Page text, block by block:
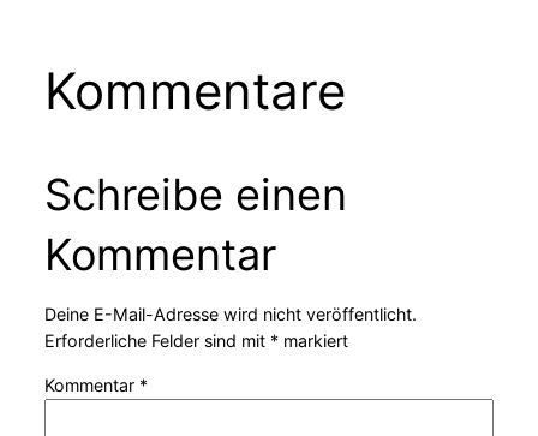
Kommentare
Schreibe einen
Kommentar
Deine E-Mail-Adresse wird nicht veröffentlicht.
Erforderliche Felder sind mit *markiert
Kommentar *